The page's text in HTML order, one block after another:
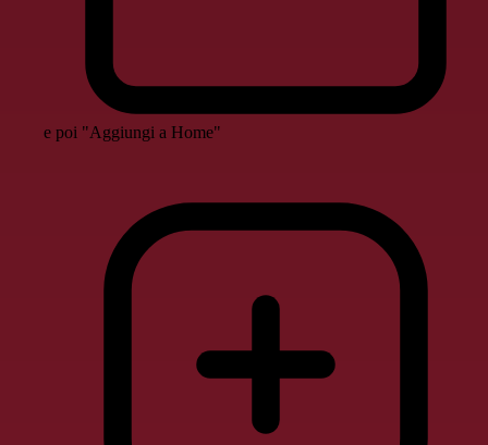
e poi "Aggiungi a Home"